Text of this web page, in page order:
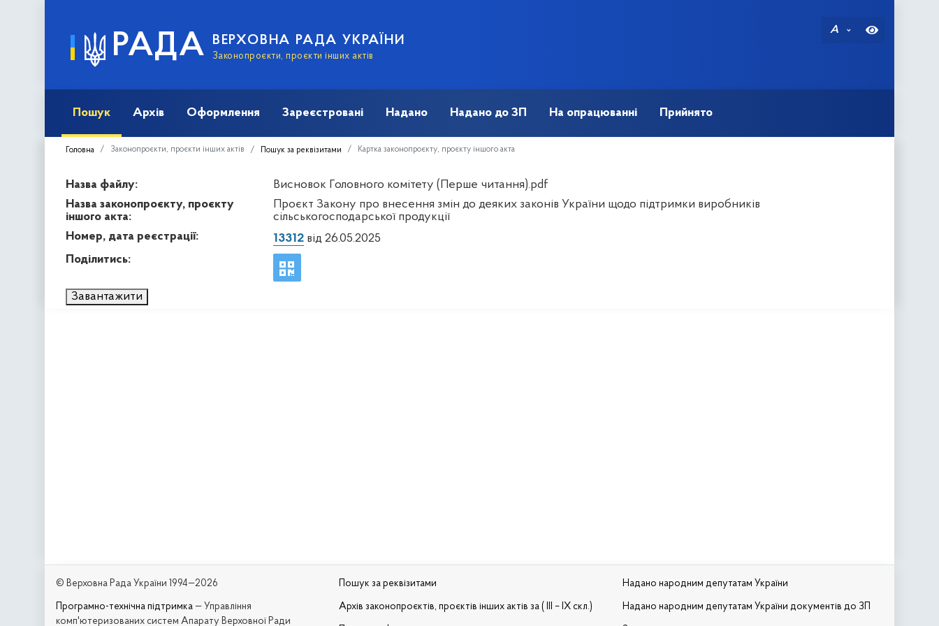
РАДА ВЕРХОВНА РАДА УКРАЇНИ
Законопроєкти, проєкти інших актів
A
Пошук Архів Оформлення Зареєстровані Надано Надано до ЗП На опрацюванні Прийнято
Головна Законопроєкти, проєкти інших актів Пошук за реквізитами Картка законопроєкту, проєкту іншого акта
Назва файлу:
Висновок Головного комітету (Перше читання).pdf
Назва законопроєкту, проєкту
іншого акта:
Проєкт Закону про внесення змін до деяких законів України щодо підтримки виробників
сільськогосподарської продукції
Номер, дата реєстрації:
13312від 26.05.2025
Поділитись:
Завантажити
© Верховна Рада України 1994—2026
Програмно-технічна підтримка — Управління
комп'ютеризованих систем Апарату Верховної Ради
Пошук за реквізитами
Архів законопроєктів, проєктів інших актів за ( III – IX скл.)
Надано народним депутатам України
Надано народним депутатам України документів до ЗП